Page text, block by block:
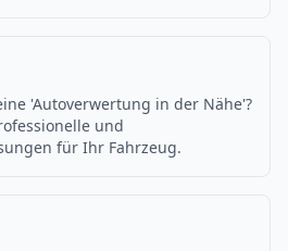
'Autoverwertung in der Nähe'?
und
für Ihr Fahrzeug.